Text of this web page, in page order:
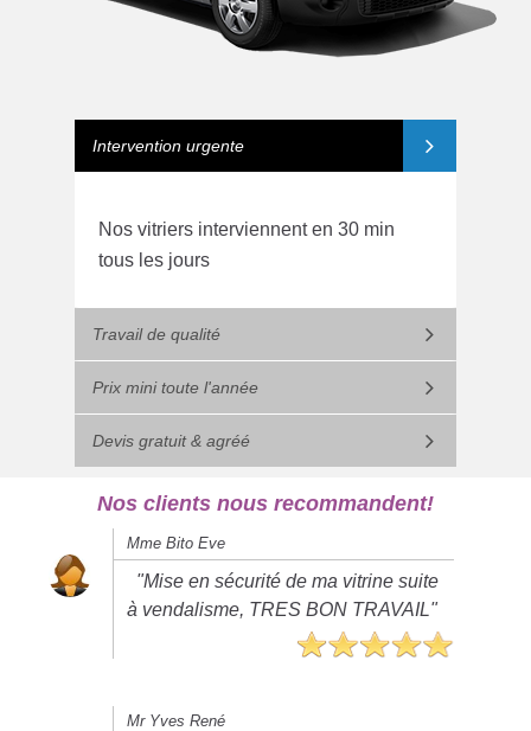
Intervention urgente
Nos vitriers interviennent en 30 min
tous les jours
Travail de qualité
Prix mini toute l'année
Devis gratuit & agréé
Nos clients nous recommandent!
Mme Bito Eve
"Mise en sécurité de ma vitrine suite
à vendalisme, TRES BON TRAVAIL"
Mr Yves René